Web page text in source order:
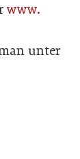
www.
unter